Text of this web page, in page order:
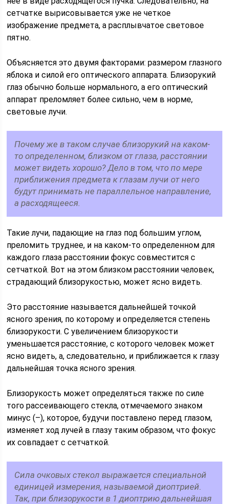
сетчатке вырисовывается уже не четкое
изображение предмета, а расплывчатое световое
пятно.
Объясняется это двумя факторами: размером глазного
яблока и силой его оптического аппарата. Близорукий
глаз обычно больше нормального, а его оптический
аппарат преломляет более сильно, чем в норме,
световые лучи.
Почему же в таком случае близорукий на каком-
то определенном, близком от глаза, расстоянии
может видеть хорошо? Дело в том, что по мере
приближения предмета к глазам лучи от него
будут принимать не параллельное направление,
а расходящееся.
Такие лучи, падающие на глаз под большим углом,
преломить труднее, и на каком-то определенном для
каждого глаза расстоянии фокус совместится с
сетчаткой. Вот на этом близком расстоянии человек,
страдающий близорукостью, может ясно видеть.
Это расстояние называется дальнейшей точкой
ясного зрения, по которому и определяется степень
близорукости. С увеличением близорукости
уменьшается расстояние, с которого человек может
ясно видеть, а, следовательно, и приближается к глазу
дальнейшая точка ясного зрения.
Близорукость может определяться также по силе
того рассеивающего стекла, отмечаемого знаком
минус (–), которое, будучи поставлено перед глазом,
изменяет ход лучей в глазу таким образом, что фокус
их совпадает с сетчаткой.
Сила очковых стекол выражается специальной
единицей измерения, называемой диоптрией.
Так, при близорукости в 1 диоптрию дальнейшая